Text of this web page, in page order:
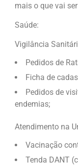
mais o que vai
Saúde:
Vigilância
Pedidos de
Ficha de
Pedidos de
endemias;
Atendimento na
Vacinação
Tenda DANT